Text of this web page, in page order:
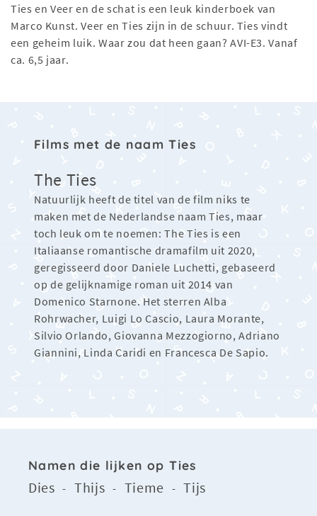
Ties en Veer en de schat is een leuk kinderboek van
Marco Kunst. Veer en Ties zijn in de schuur. Ties vindt
een geheim luik. Waar zou dat heen gaan? AVI-E3. Vanaf
ca. 6,5 jaar.
Films met de naam Ties
The Ties
Natuurlijk heeft de titel van de film niks te
maken met de Nederlandse naam Ties, maar
toch leuk om te noemen: The Ties is een
Italiaanse romantische dramafilm uit 2020,
geregisseerd door Daniele Luchetti, gebaseerd
op de gelijknamige roman uit 2014 van
Domenico Starnone. Het sterren Alba
Rohrwacher, Luigi Lo Cascio, Laura Morante,
Silvio Orlando, Giovanna Mezzogiorno, Adriano
Giannini, Linda Caridi en Francesca De Sapio.
Namen die lijken op Ties
Dies -Thijs - Tieme -Tijs